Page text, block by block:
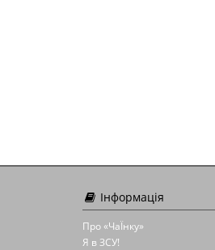
Інформація
Про «ЧаЇнку»
Я в ЗСУ!